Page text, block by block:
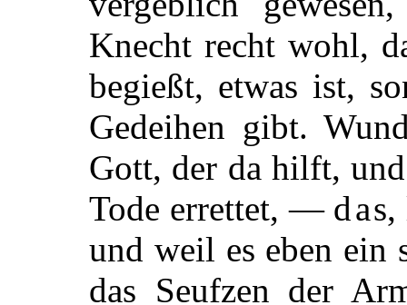
Knecht recht wohl,
begießt, etwas ist,
Gedeihen gibt.
Gott, der da hilft,
Tode errettet, — das,
und weil es eben ein
das Seufzen der